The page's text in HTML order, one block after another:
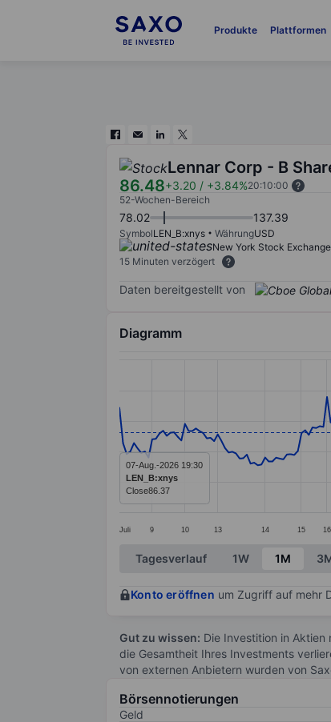
Produkte Plattformen
Lennar Corp - B
86.48+3.20 / +3.84%20:10:00
52-Wochen-Bereich
78.02 137.39
SymbolLEN_B:xnys WährungUSD
New York Stock Exchange
15 Minuten verzögert
Daten bereitgestellt von
Diagramm
The chart has 1 X axis displaying
The chart has 1 Y axis displaying
Juli 9 10 13 14 15 16
07-Aug.-2026 19:30
LEN_B:xnys
Close86.37
End of interactive chart.
Tagesverlauf 1W 1M
Konto eröffnen um Zugriff auf mehr
Gut zu wissen: Die Investition in
die Gesamtheit Ihres Investments
von externen Anbietern wurden von
Börsennotierungen
Geld